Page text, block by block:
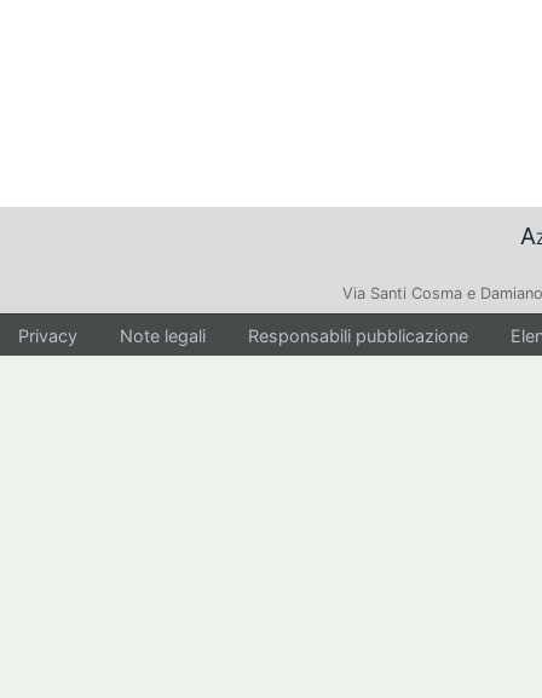
Via Santi Cosma e
Privacy Note legali Responsabili pubblicazione